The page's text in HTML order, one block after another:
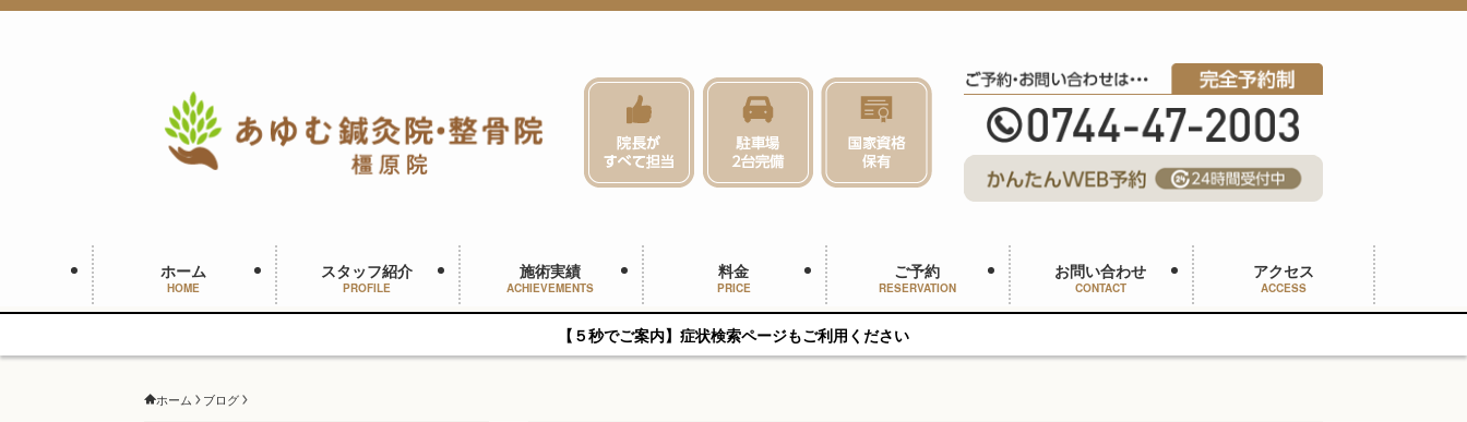
ホーム
HOME
スタッフ紹介
PROFILE
施術実績
ACHIEVEMENTS
料金
PRICE
ご予約
RESERVATION
お問い合わせ
CONTACT
アクセス
ACCESS
【５秒でご案内】症状検索ページもご利用ください
ホーム ブログ